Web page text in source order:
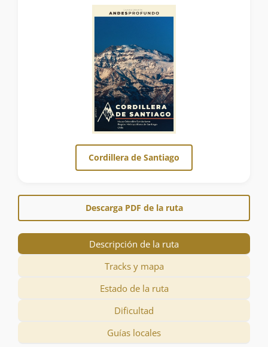
Cordillera de Santiago
Descarga PDF de la ruta
Descripción de la ruta
Tracks y mapa
Estado de la ruta
Dificultad
Guías locales